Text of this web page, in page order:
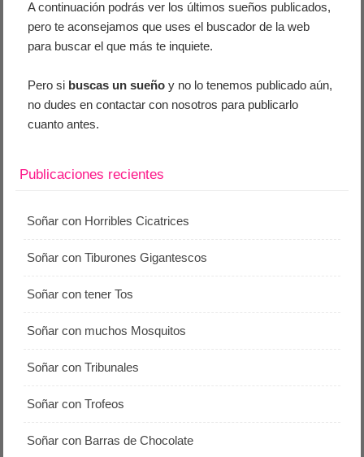
A continuación podrás ver los últimos sueños publicados,
pero te aconsejamos que uses el buscador de la web
para buscar el que más te inquiete.
Pero si buscas un sueño y no lo tenemos publicado aún,
no dudes en contactar con nosotros para publicarlo
cuanto antes.
Publicaciones recientes
Soñar con Horribles Cicatrices
Soñar con Tiburones Gigantescos
Soñar con tener Tos
Soñar con muchos Mosquitos
Soñar con Tribunales
Soñar con Trofeos
Soñar con Barras de Chocolate